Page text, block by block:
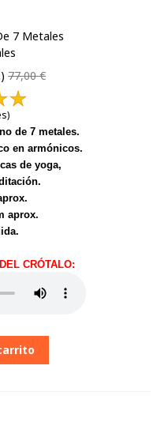
7 Metales
77,00 €
de 7 metales.
en armónicos.
de yoga,
aprox.
CRÓTALO: